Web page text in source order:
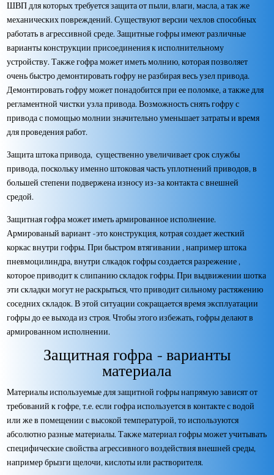
ШВП для которых требуется защита от пыли, влаги, масла, а так же
механических повреждений. Существуют версии чехлов способных
работать в агрессивной среде. Защитные гофры имеют различные
варианты конструкции присоединения к исполнительному
устройству. Также гофра может иметь молнию, которая позволяет
очень быстро демонтировать гофру не разбирая весь узел привода.
Демонтировать гофру может понадобится при ее поломке, а также для
регламентной чистки узла привода. Возможность снять гофру с
привода с помощью молнии значительно уменьшает затраты и время
для проведения работ.
Защита штока привода, существенно увеличивает срок службы
привода, поскольку именно штоковая часть уплотнений приводов, в
большей степени подверженаизносу из-за контакта с внешней
средой.
Защитная гофра может иметь армированное исполнение.
Армированый вариант -это конструкция, котрая создает жесткий
коркас внутри гофры. При быстром втягивании , например штока
пневмоцилиндра, внутри слкадок гофры создается разрежение ,
которое приводит к слипанию складок гофры. При выдвижении шотка
эти складки могут не раскрыться, что приводит сильному растяжению
соседних складок. В этой ситуации сокращается время эксплуатации
гофры до ее выхода из строя. Чтобы этого избежать, гофры делают в
армированном исполнении.
Защитная гофра - варианты
материала
Материалы используемые для защитной гофры напрямую зависят от
требований к гофре, т.е. если гофра используется в контакте с водой
или же в помещении с высокой температурой, то используются
абсолютно разные материалы. Также материал гофры может учитывать
специфические свойства агрессивного воздействия внешней среды,
например брызги щелочи, кислоты или растворителя.